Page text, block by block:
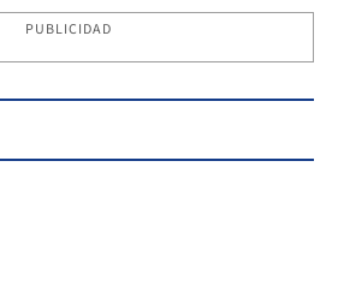
PUBLICIDAD